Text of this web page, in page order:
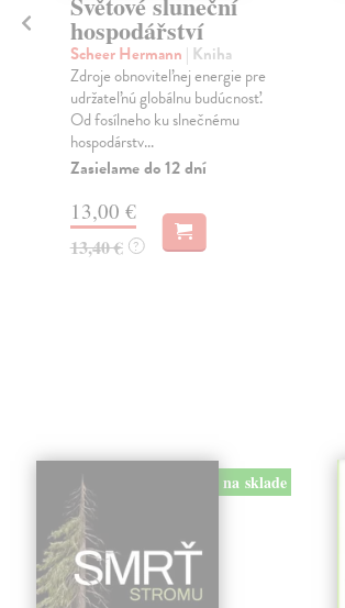
hospodářství
Scheer Hermann | Kniha
Zdroje obnoviteľnej energie pre
udržateľnú globálnu budúcnosť.
Od fosílneho ku slnečnému
hospodárstv...
Zasielame do 12 dní
13,00 €
13,40 € ?
na sklade